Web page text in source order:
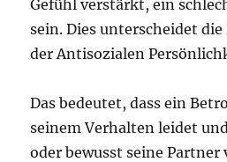
Gefühl verstärkt, ein
sein. Dies unterscheidet die
der Antisozialen
Das bedeutet, dass ein
seinem Verhalten leidet
oder bewusst seine